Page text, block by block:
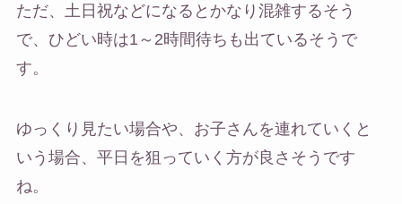
ただ、土日祝などになるとかなり混雑するそう
で、ひどい時は1～2時間待ちも出ているそうで
す。
ゆっくり見たい場合や、お子さんを連れていくと
いう場合、平日を狙っていく方が良さそうです
ね。